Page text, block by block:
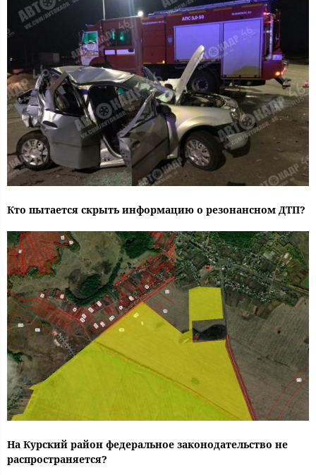
Кто пытается скрыть информацию о резонансном ДТП?
На Курский район федеральное законодательство не
распространяется?